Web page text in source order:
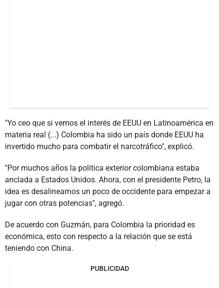
"Yo ceo que si vemos el interés de EEUU en Latinoamérica en
materia real (...) Colombia ha sido un país donde EEUU ha
invertido mucho para combatir el narcotráfico", explicó.
"Por muchos años la política exterior colombiana estaba
anclada a Estados Unidos. Ahora, con el presidente Petro, la
idea es desalinearnos un poco de occidente para empezar a
jugar con otras potencias", agregó.
De acuerdo con Guzmán, para Colombia la prioridad es
económica, esto con respecto a la relación que se está
teniendo con China.
PUBLICIDAD